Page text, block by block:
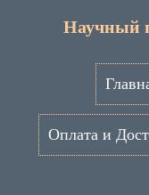
Научный
Оплата и